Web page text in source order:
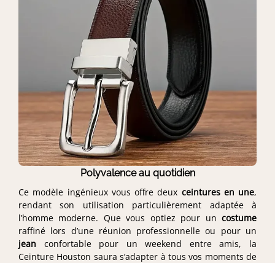
Polyvalence au quotidien
Ce modèle ingénieux vous offre deux ceintures en une,
rendant son utilisation particulièrement adaptée à
l’homme moderne. Que vous optiez pour un costume
raffiné lors d’une réunion professionnelle ou pour un
jean confortable pour un weekend entre amis, la
Ceinture Houston saura s’adapter à tous vos moments de